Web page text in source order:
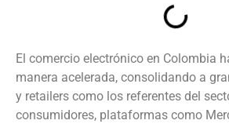
El comercio electrónico en Colombia
manera acelerada, consolidando a
y retailers como los referentes del
consumidores, plataformas como